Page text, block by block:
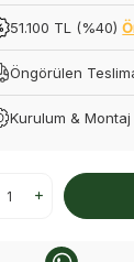
51.100 TL (%40)
Öngörülen
Kurulum & Montaj